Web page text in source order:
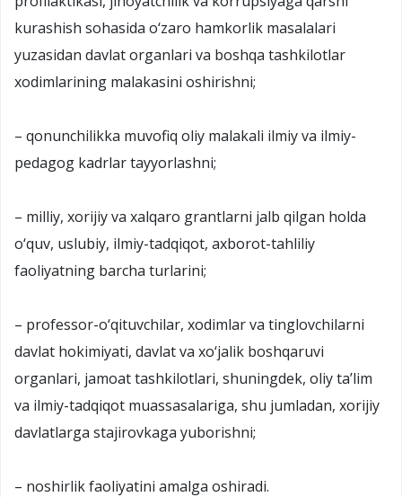
kurashish sohasida o‘zaro hamkorlik masalalari
yuzasidan davlat organlari va boshqa tashkilotlar
xodimlarining malakasini oshirishni;
– qonunchilikka muvofiq oliy malakali ilmiy va ilmiy-
pedagog kadrlar tayyorlashni;
– milliy, xorijiy va xalqaro grantlarni jalb qilgan holda
o‘quv, uslubiy, ilmiy-tadqiqot, axborot-tahliliy
faoliyatning barcha turlarini;
– professor-o‘qituvchilar, xodimlar va tinglovchilarni
davlat hokimiyati, davlat va xo‘jalik boshqaruvi
organlari, jamoat tashkilotlari, shuningdek, oliy ta’lim
va ilmiy-tadqiqot muassasalariga, shu jumladan, xorijiy
davlatlarga stajirovkaga yuborishni;
– noshirlik faoliyatini amalga oshiradi.